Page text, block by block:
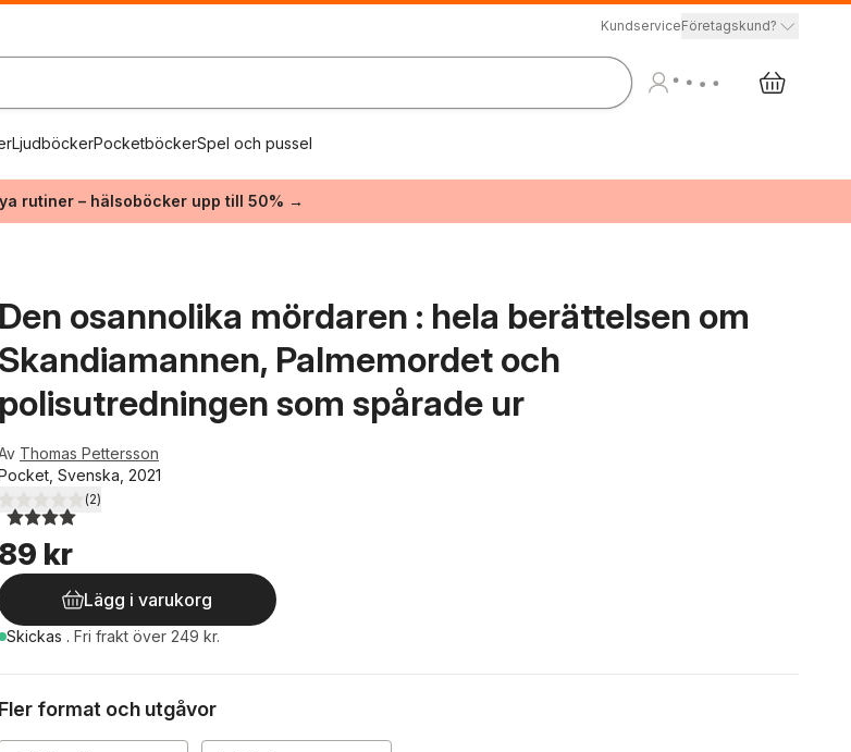
KundserviceFöretagskund?
LjudböckerPocketböckerSpel och pussel
rutiner – hälsoböcker upp till 50% →
Den osannolika mördaren : hela berättelsen om
Skandiamannen, Palmemordet och
polisutredningen som spårade ur
Thomas Pettersson
Svenska, 2021
4,0utav 5 stjärnor. Totalt antal röster:
(2)
89 kr
Lägg i varukorg
Skickas . Fri frakt över 249 kr.
Fler format och utgåvor